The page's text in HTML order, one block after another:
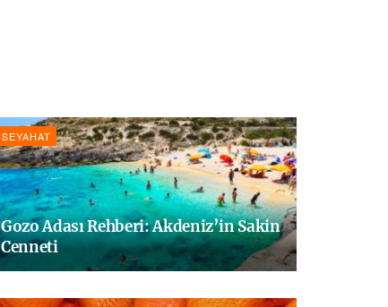
SEYAHAT
Gozo Adası Rehberi: Akdeniz’in Sakin
Cenneti